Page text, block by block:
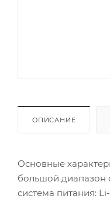
ОПИСАНИЕ
Основные
большой диапазон
система питания: